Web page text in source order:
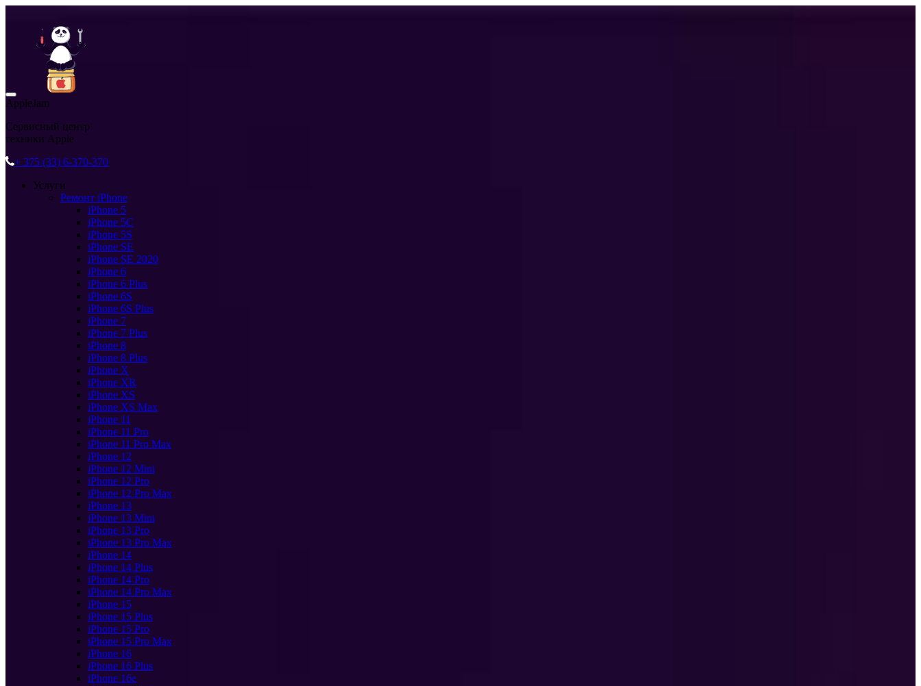
AppleJam
Сервисный центр
техники Apple
+ 375 (33) 6-370-370
Услуги
Ремонт iPhone
iPhone 5
iPhone 5C
iPhone 5S
iPhone SE
iPhone SE 2020
iPhone 6
iPhone 6 Plus
iPhone 6S
iPhone 6S Plus
iPhone 7
iPhone 7 Plus
iPhone 8
iPhone 8 Plus
iPhone X
iPhone XR
iPhone XS
iPhone XS Max
iPhone 11
iPhone 11 Pro
iPhone 11 Pro Max
iPhone 12
iPhone 12 Mini
iPhone 12 Pro
iPhone 12 Pro Max
iPhone 13
iPhone 13 Mini
iPhone 13 Pro
iPhone 13 Pro Max
iPhone 14
iPhone 14 Plus
iPhone 14 Pro
iPhone 14 Pro Max
iPhone 15
iPhone 15 Plus
iPhone 15 Pro
iPhone 15 Pro Max
iPhone 16
iPhone 16 Plus
iPhone 16e